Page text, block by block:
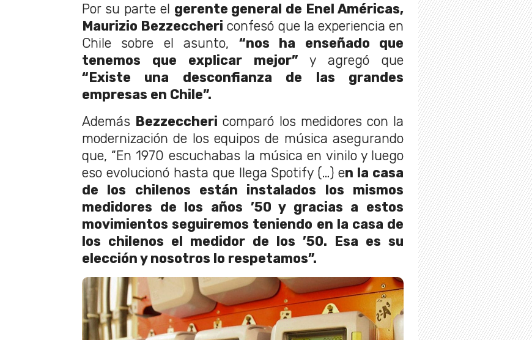
Por su parte el gerente general de Enel Américas,
Maurizio Bezzeccheri confesó que la experiencia en
Chile sobre el asunto, “nos ha enseñado que
tenemos que explicar mejor” y agregó que
“Existe una desconfianza de las grandes
empresas en Chile”.
Además Bezzeccheri comparó los medidores con la
modernización de los equipos de música asegurando
que, “En 1970 escuchabas la música en vinilo y luego
eso evolucionó hasta que llega Spotify (…) en la casa
de los chilenos están instalados los mismos
medidores de los años ’50 y gracias a estos
movimientos seguiremos teniendo en la casa de
los chilenos el medidor de los ’50. Esa es su
elección y nosotros lo respetamos”.